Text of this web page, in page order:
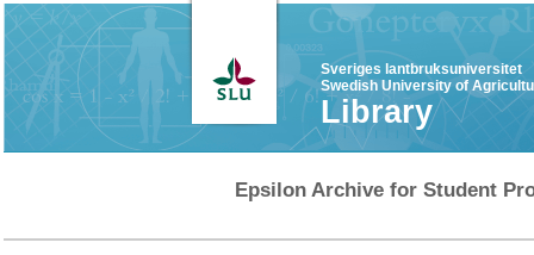
Sveriges lantbruksuniversitet
Swedish University of
Library
Epsilon Archive for Student